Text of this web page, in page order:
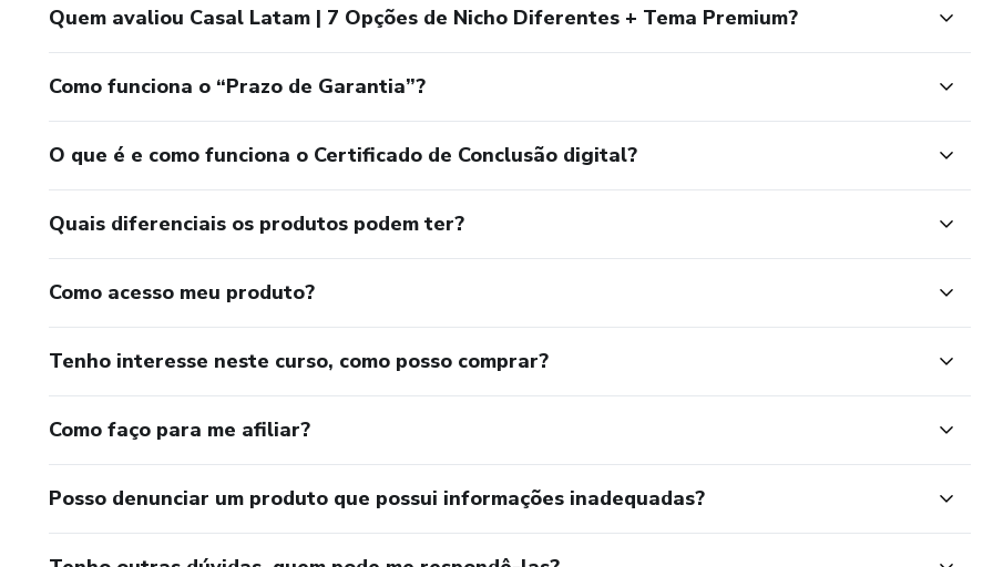
Quem avaliou Casal Latam | 7 Opções de Nicho Diferentes + Tema Premium?
Como funciona o “Prazo de Garantia”?
O que é e como funciona o Certificado de Conclusão digital?
Quais diferenciais os produtos podem ter?
Como acesso meu produto?
Tenho interesse neste curso, como posso comprar?
Como faço para me afiliar?
Posso denunciar um produto que possui informações inadequadas?